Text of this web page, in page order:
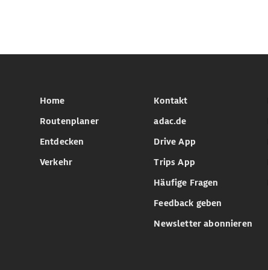
Home
Routenplaner
Entdecken
Verkehr
Kontakt
adac.de
Drive App
Trips App
Häufige Fragen
Feedback geben
Newsletter abonnieren